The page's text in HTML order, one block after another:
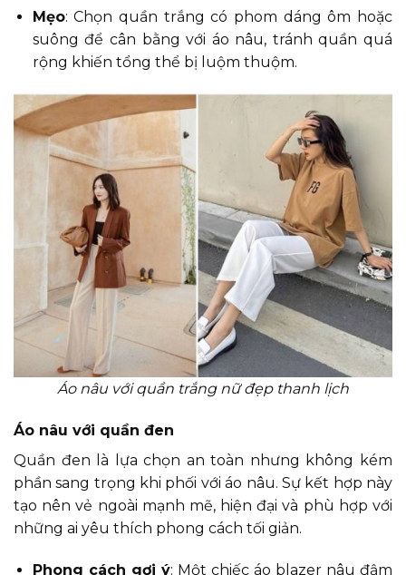
Mẹo: Chọn quần trắng có phom dáng ôm hoặc
suông để cân bằng với áo nâu, tránh quần quá
rộng khiến tổng thể bị luộm thuộm.
Áo nâu với quần trắng nữ đẹp thanh lịch
Áo nâu với quần đen
Quần đen là lựa chọn an toàn nhưng không kém
phần sang trọng khi phối với áo nâu. Sự kết hợp này
tạo nên vẻ ngoài mạnh mẽ, hiện đại và phù hợp với
những ai yêu thích phong cách tối giản.
Phong cách gợi ý: Một chiếc áo blazer nâu đậm